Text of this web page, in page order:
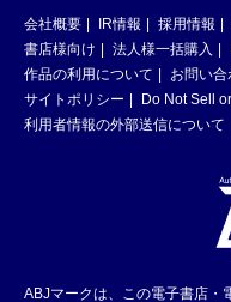
会社概要 IR情報 採用情報
書店様向け
法人様一括購入
作品の利用について
お問い合
サイトポリシー
Do Not Sell
利用者情報の外部送信について
ABJマークは、この電子書店・